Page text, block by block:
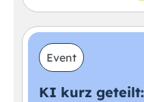
Event
KI kurz